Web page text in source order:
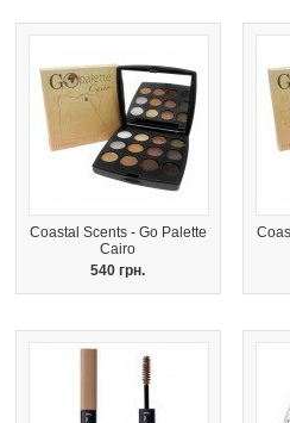
Coastal Scents - Go Palette
Cairo
540 грн.